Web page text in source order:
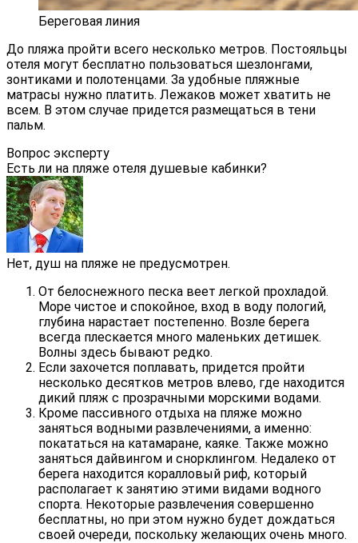
Береговая линия
До пляжа пройти всего несколько метров. Постояльцы
отеля могут бесплатно пользоваться шезлонгами,
зонтиками и полотенцами. За удобные пляжные
матрасы нужно платить. Лежаков может хватить не
всем. В этом случае придется размещаться в тени
пальм.
Вопрос эксперту
Есть ли на пляже отеля душевые кабинки?
Нет, душ на пляже не предусмотрен.
От белоснежного песка веет легкой прохладой.
Море чистое и спокойное, вход в воду пологий,
глубина нарастает постепенно. Возле берега
всегда плескается много маленьких детишек.
Волны здесь бывают редко.
Если захочется поплавать, придется пройти
несколько десятков метров влево, где находится
дикий пляж с прозрачными морскими водами.
Кроме пассивного отдыха на пляже можно
заняться водными развлечениями, а именно:
покататься на катамаране, каяке. Также можно
заняться дайвингом и снорклингом. Недалеко от
берега находится коралловый риф, который
располагает к занятию этими видами водного
спорта. Некоторые развлечения совершенно
бесплатны, но при этом нужно будет дождаться
своей очереди, поскольку желающих очень много.